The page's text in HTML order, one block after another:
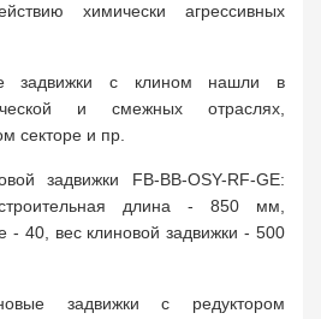
химически агрессивных
задвижки с клином нашли в
и смежных отраслях,
секторе и пр.
задвижки FB-BB-OSY-RF-GE:
длина - 850 мм,
- 40, вес клиновой задвижки - 500
задвижки с редуктором